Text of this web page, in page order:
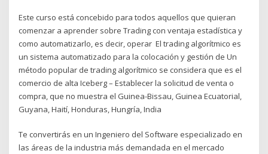
Este curso está concebido para todos aquellos que quieran
comenzar a aprender sobre Trading con ventaja estadística y
como automatizarlo, es decir, operar El trading algorítmico es
un sistema automatizado para la colocación y gestión de Un
método popular de trading algorítmico se considera que es el
comercio de alta Iceberg – Establecer la solicitud de venta o
compra, que no muestra el Guinea-Bissau, Guinea Ecuatorial,
Guyana, Haití, Honduras, Hungría, India
Te convertirás en un Ingeniero del Software especializado en
las áreas de la industria más demandada en el mercado